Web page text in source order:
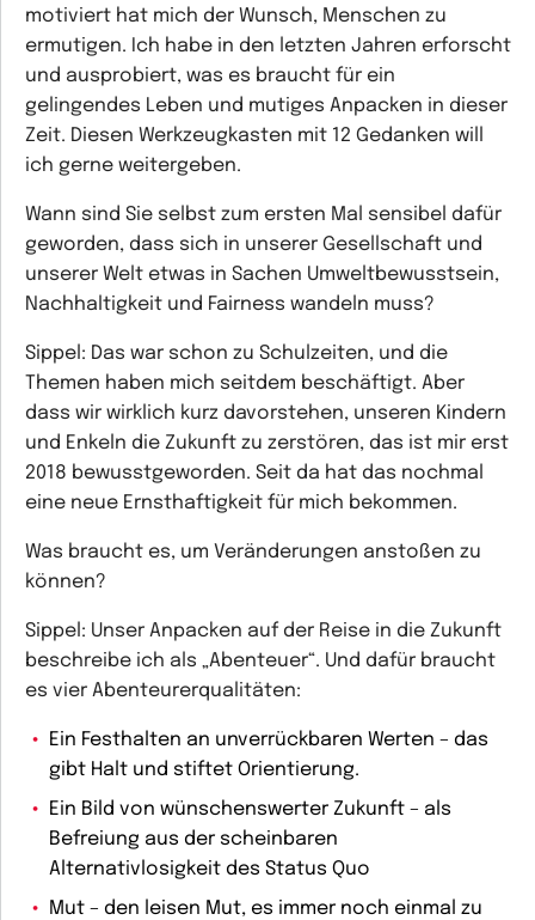
motiviert hat mich der Wunsch, Menschen zu
ermutigen. Ich habe in den letzten Jahren erforscht
und ausprobiert, was es braucht für ein
gelingendes Leben und mutiges Anpacken in dieser
Zeit. Diesen Werkzeugkasten mit 12 Gedanken will
ich gerne weitergeben.
Wann sind Sie selbst zum ersten Mal sensibel dafür
geworden, dass sich in unserer Gesellschaft und
unserer Welt etwas in Sachen Umweltbewusstsein,
Nachhaltigkeit und Fairness wandeln muss?
Sippel: Das war schon zu Schulzeiten, und die
Themen haben mich seitdem beschäftigt. Aber
dass wir wirklich kurz davorstehen, unseren Kindern
und Enkeln die Zukunft zu zerstören, das ist mir erst
2018 bewusstgeworden. Seit da hat das nochmal
eine neue Ernsthaftigkeit für mich bekommen.
Was braucht es, um Veränderungen anstoßen zu
können?
Sippel: Unser Anpacken auf der Reise in die Zukunft
beschreibe ich als „Abenteuer“. Und dafür braucht
es vier Abenteurerqualitäten:
Ein Festhalten an unverrückbaren Werten – das
gibt Halt und stiftet Orientierung.
Ein Bild von wünschenswerter Zukunft – als
Befreiung aus der scheinbaren
Alternativlosigkeit des Status Quo
Mut – den leisen Mut, es immer noch einmal zu